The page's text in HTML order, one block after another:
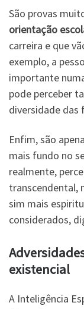
São provas
orientação
carreira e que
exemplo, a
importante
pode perceber
diversidade das
Enfim, são
mais fundo no
realmente,
transcendental,
sim mais
considerados,
existencial
A Inteligência